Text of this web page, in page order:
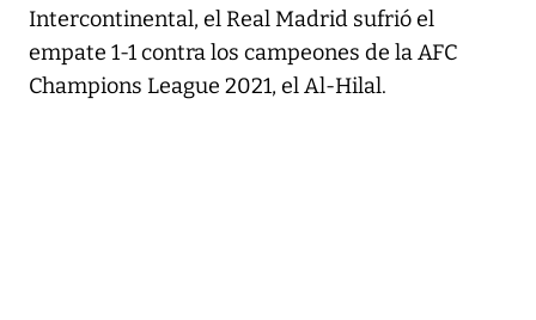
Intercontinental, el Real Madrid sufrió el
empate 1-1 contra los campeones de la AFC
Champions League 2021, el Al-Hilal.